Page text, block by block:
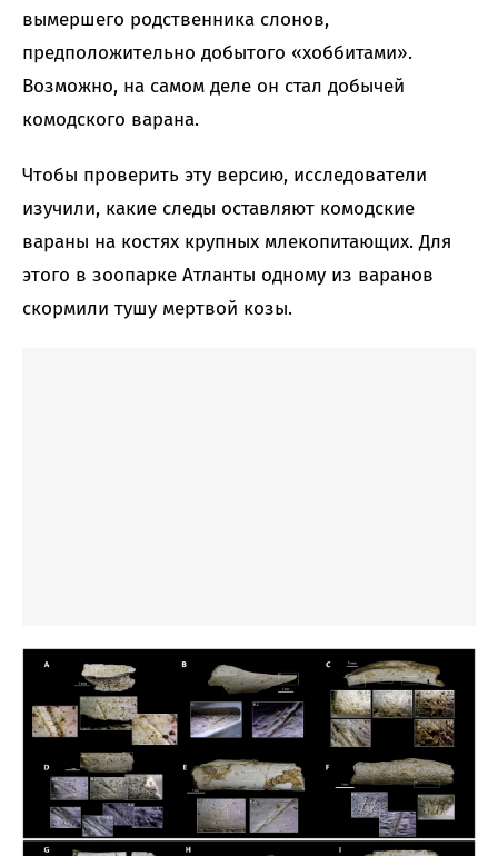
вымершего родственника слонов,
предположительно добытого «хоббитами».
Возможно, на самом деле он стал добычей
комодского варана.
Чтобы проверить эту версию, исследователи
изучили, какие следы оставляют комодские
вараны на костях крупных млекопитающих. Для
этого в зоопарке Атланты одному из варанов
скормили тушу мертвой козы.